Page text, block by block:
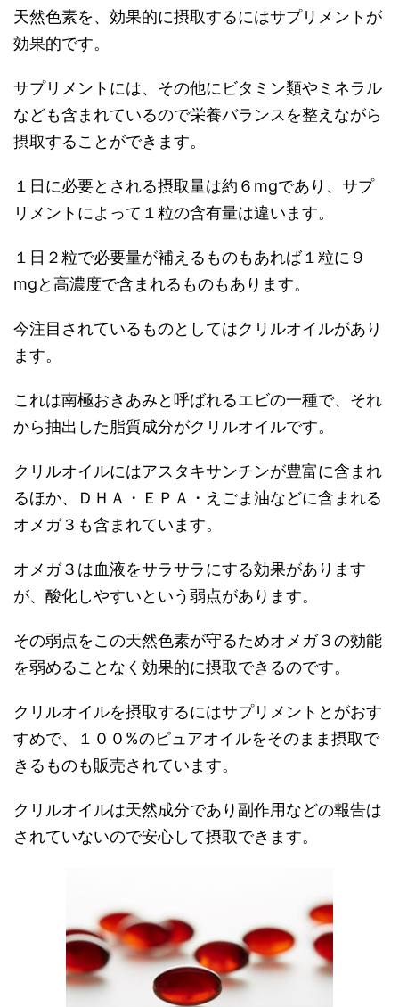
天然色素を、効果的に摂取するにはサプリメントが
効果的です。
サプリメントには、その他にビタミン類やミネラル
なども含まれているので栄養バランスを整えながら
摂取することができます。
１日に必要とされる摂取量は約６mgであり、サプ
リメントによって１粒の含有量は違います。
１日２粒で必要量が補えるものもあれば１粒に９
mgと高濃度で含まれるものもあります。
今注目されているものとしてはクリルオイルがあり
ます。
これは南極おきあみと呼ばれるエビの一種で、それ
から抽出した脂質成分がクリルオイルです。
クリルオイルにはアスタキサンチンが豊富に含まれ
るほか、ＤＨＡ・ＥＰＡ・えごま油などに含まれる
オメガ３も含まれています。
オメガ３は血液をサラサラにする効果があります
が、酸化しやすいという弱点があります。
その弱点をこの天然色素が守るためオメガ３の効能
を弱めることなく効果的に摂取できるのです。
クリルオイルを摂取するにはサプリメントとがおす
すめで、１００%のピュアオイルをそのまま摂取で
きるものも販売されています。
クリルオイルは天然成分であり副作用などの報告は
されていないので安心して摂取できます。